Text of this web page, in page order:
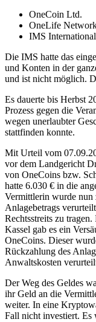
OneCoin Ltd.
OneLife
IMS
Die IMS hatte das
und Konten in der
und ist nicht möglich.
Es dauerte bis Herbst
Prozess gegen die
wegen unerlaubter
stattfinden konnte.
Mit Urteil vom
vor dem Landgericht
von OneCoins bzw.
hatte 6.030 € in die
Vermittlerin wurde nun
Anlagebetrags
Rechtsstreits zu
Kassel gab es ein
OneCoins. Dieser
Rückzahlung des
Anwaltskosten
Der Weg des Geldes
ihr Geld an die
weiter. In eine
Fall nicht investiert. Es